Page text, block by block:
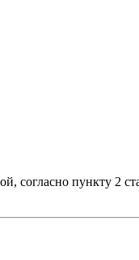
согласно пункту 2